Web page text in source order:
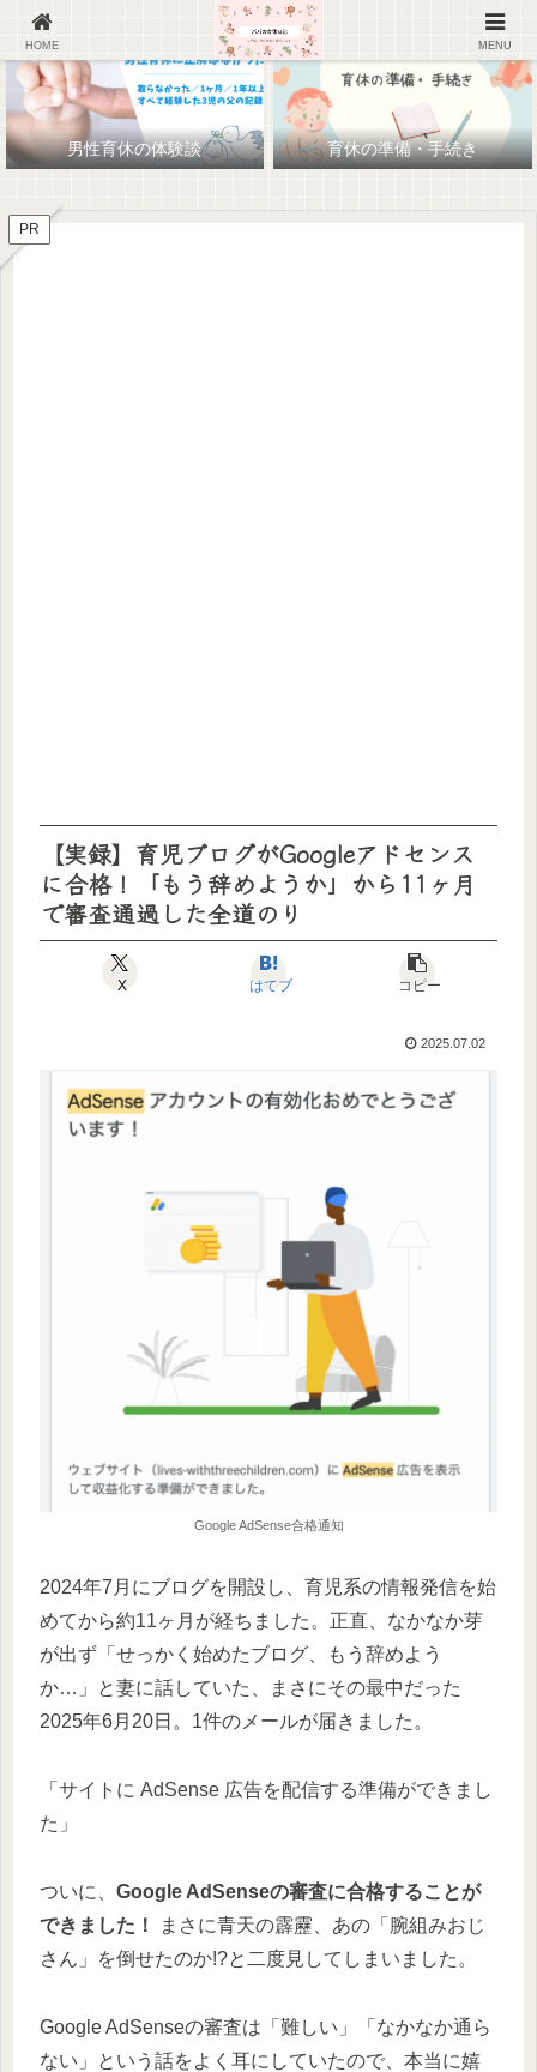
男性育休の体験談 育休の準備・手続き
PR
【実録】育児ブログがGoogleアドセンス
に合格！「もう辞めようか」から11ヶ月
で審査通過した全道のり
X はてブ コピー
2025.07.02
Google AdSense合格通知
2024年7月にブログを開設し、育児系の情報発信を始
めてから約11ヶ月が経ちました。正直、なかなか芽
が出ず「せっかく始めたブログ、もう辞めよう
か…」と妻に話していた、まさにその最中だった
2025年6月20日。1件のメールが届きました。
「サイトに AdSense 広告を配信する準備ができまし
た」
ついに、 Google AdSenseの審査に合格することが
できました！
まさに青天の霹靂、あの「腕組みおじ
さん」を倒せたのか!?と二度見してしまいました。
Google AdSenseの審査は「難しい」「なかなか通ら
ない」という話をよく耳にしていたので、本当に嬉
HOME MENU